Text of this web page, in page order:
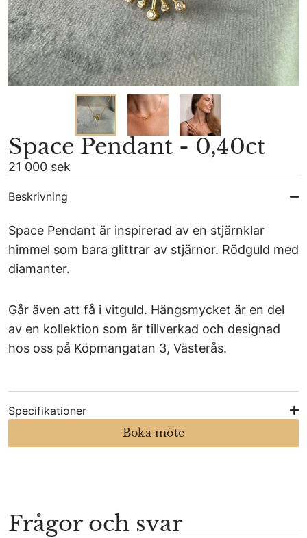
Space Pendant - 0,40ct
21 000 sek
Beskrivning
Space Pendant är inspirerad av en stjärnklar
himmel som bara glittrar av stjärnor. Rödguld med
diamanter.
Går även att få i vitguld. Hängsmycket är en del
av en kollektion som är tillverkad och designad
hos oss på Köpmangatan 3, Västerås.
Specifikationer
Boka möte
Frågor och svar